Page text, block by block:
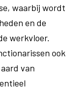
waarbij wordt
en de
werkvloer.
ook
van